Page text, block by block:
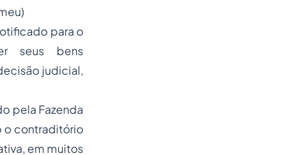
para o
seus bens
judicial,
pela Fazenda
o contraditório
em muitos